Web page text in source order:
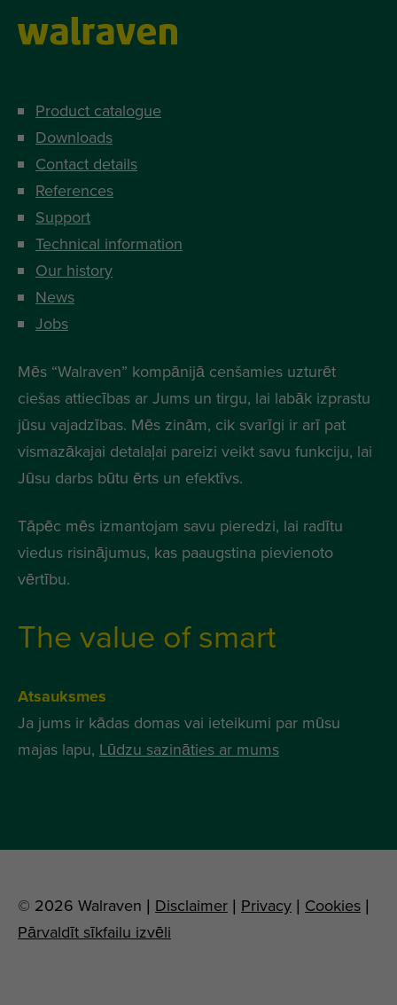
Product catalogue
Downloads
Contact details
References
Support
Technical information
Our history
News
Jobs
Mēs “Walraven” kompānijā cenšamies uzturēt
ciešas attiecības ar Jums un tirgu, lai labāk izprastu
jūsu vajadzības. Mēs zinām, cik svarīgi ir arī pat
vismazākajai detalaļai pareizi veikt savu funkciju, lai
Jūsu darbs būtu ērts un efektīvs.
Tāpēc mēs izmantojam savu pieredzi, lai radītu
viedus risinājumus, kas paaugstina pievienoto
vērtību.
The value of smart
Atsauksmes
Ja jums ir kādas domas vai ieteikumi par mūsu
majas lapu, Lūdzu sazināties ar mums
© 2026 Walraven | Disclaimer | Privacy | Cookies |
Pārvaldīt sīkfailu izvēli